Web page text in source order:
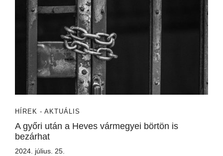
HÍREK - AKTUÁLIS
A győri után a Heves vármegyei börtön is
bezárhat
2024. július. 25.